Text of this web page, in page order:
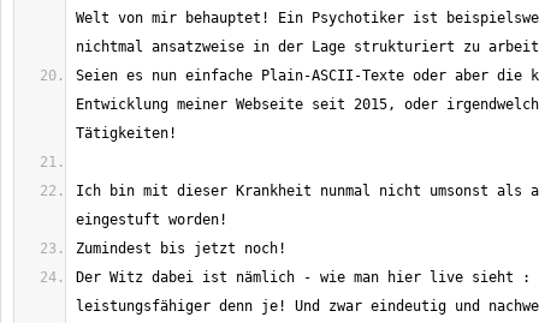
Welt von mir behauptet! Ein Psychotiker ist
Seien es nun einfache Plain-ASCII-Texte oder aber die
Entwicklung meiner Webseite seit 2015, oder
Ich bin mit dieser Krankheit nunmal nicht umsonst als
Der Witz dabei ist nämlich - wie man hier live sieht :
leistungsfähiger denn je! Und zwar eindeutig und